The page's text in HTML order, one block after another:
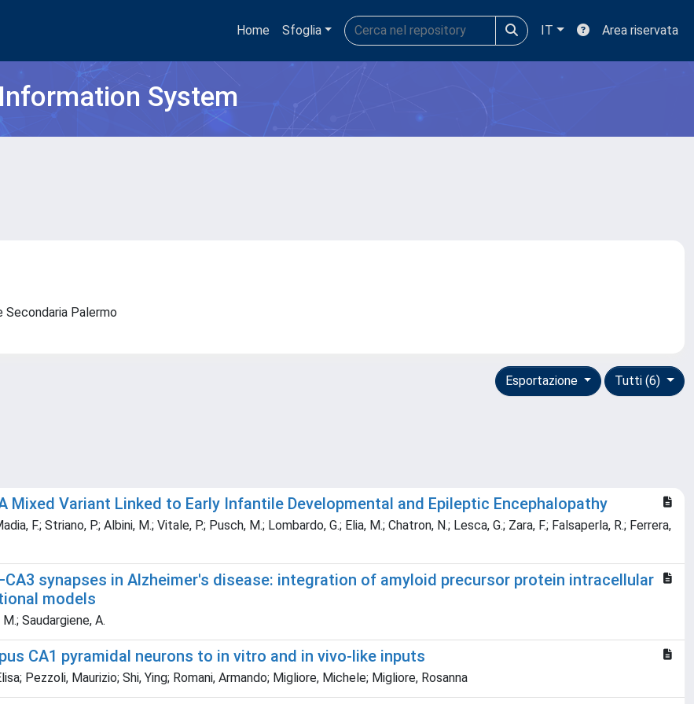
Home Sfoglia IT Area riservata
System
Palermo
Tutti (6)
Esportazione
Mixed Variant Linked to Early Infantile Developmental and Epileptic Encephalopathy
F.; Striano, P.; Albini, M.; Vitale, P.; Pusch, M.; Lombardo, G.; Elia, M.; Chatron, N.; Lesca, G.; Zara, F.; Falsaperla, R.; Ferrera,
synapses in Alzheimer's disease: integration of amyloid precursor protein intracellular
models
Saudargiene, A.
CA1 pyramidal neurons to in vitro and in vivo-like inputs
Pezzoli, Maurizio; Shi, Ying; Romani, Armando; Migliore, Michele; Migliore, Rosanna